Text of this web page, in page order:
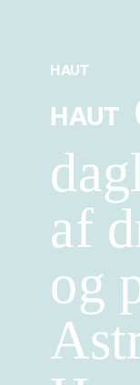
HAUT
HAUT
af
og